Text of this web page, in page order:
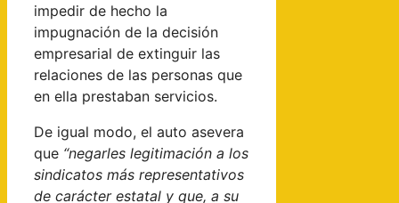
impedir de hecho la
impugnación de la decisión
empresarial de extinguir las
relaciones de las personas que
en ella prestaban servicios.
De igual modo, el auto asevera
que “negarles legitimación a los
sindicatos más representativos
de carácter estatal y que, a su